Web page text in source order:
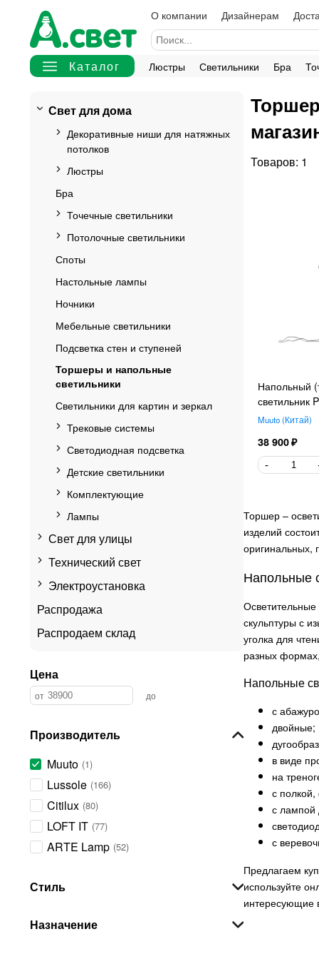
О компании Дизайнерам
Люстры Светильники Бра
Свет для дома
Декоративные ниши для натяжных
потолков
Люстры
Бра
Точечные светильники
Потолочные светильники
Споты
Настольные лампы
Ночники
Мебельные светильники
Подсветка стен и ступеней
Торшеры и напольные
светильники
Светильники для картин и зеркал
Трековые системы
Светодиодная подсветка
Детские светильники
Комплектующие
Лампы
Свет для улицы
Технический свет
Электроустановка
Распродажа
Распродаем склад
Цена
Производитель
Muuto 1
Lussole 166
Citilux 80
LOFT IT 77
ARTE Lamp 52
Eurosvet
Kink Light
Стиль
Назначение
1
Напольный
светильник
Muuto Китай
38 900
Торшер –
изделий
оригинальных,
Напольные
скульптуры с
уголка для
разных
Напольные
с
двойные;
в виде
на
с полкой,
с лампой
с
Предлагаем
используйте
интересующие